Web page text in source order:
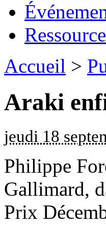
Accueil >
Araki
jeudi 18
Philippe
Gallimard,
Prix